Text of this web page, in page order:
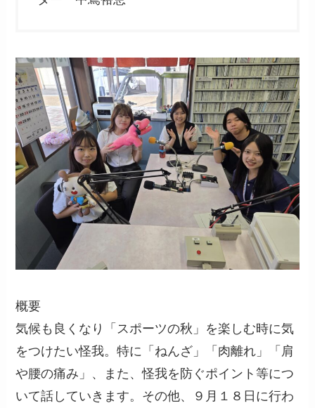
概要
気候も良くなり「スポーツの秋」を楽しむ時に気
をつけたい怪我。特に「ねんざ」「肉離れ」「肩
や腰の痛み」、また、怪我を防ぐポイント等につ
いて話していきます。その他、９月１８日に行わ